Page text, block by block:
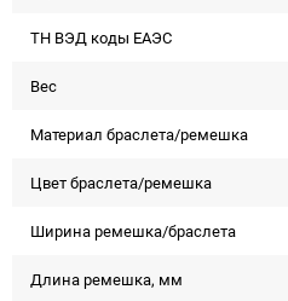
ТН ВЭД коды ЕАЭС
Вес
Материал браслета/ремешка
Цвет браслета/ремешка
Ширина ремешка/браслета
Длина ремешка, мм